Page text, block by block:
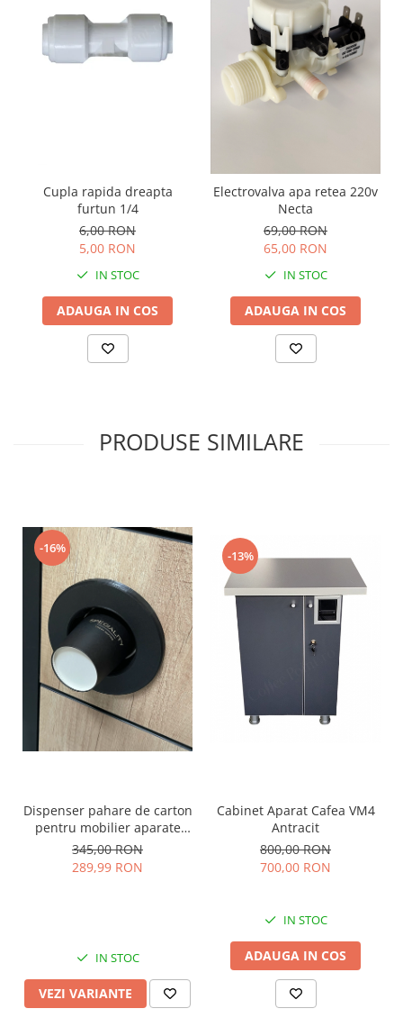
Cupla rapida dreapta
furtun 1/4
6,00 RON
5,00 RON
IN STOC
ADAUGA IN COS
Electrovalva apa retea 220v
Necta
69,00 RON
65,00 RON
IN STOC
ADAUGA IN COS
PRODUSE SIMILARE
-16%
Dispenser pahare de carton
pentru mobilier aparate
cafea
345,00 RON
289,99 RON
IN STOC
VEZI VARIANTE
-13%
Cabinet Aparat Cafea VM4
Antracit
800,00 RON
700,00 RON
IN STOC
ADAUGA IN COS